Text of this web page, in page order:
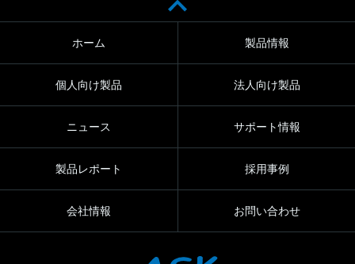
ホーム 製品情報
個人向け製品 法人向け製品
ニュース サポート情報
製品レポート 採用事例
会社情報 お問い合わせ